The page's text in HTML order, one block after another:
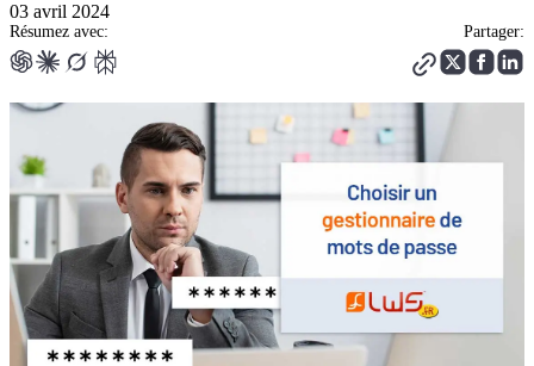
03 avril 2024
Résumez avec: Partager: